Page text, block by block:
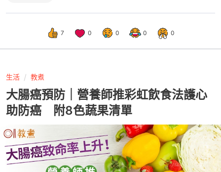
7 0 0 0 0
生活 教煮
大腸癌預防｜營養師推彩虹飲食法護心
助防癌 附8色蔬果清單